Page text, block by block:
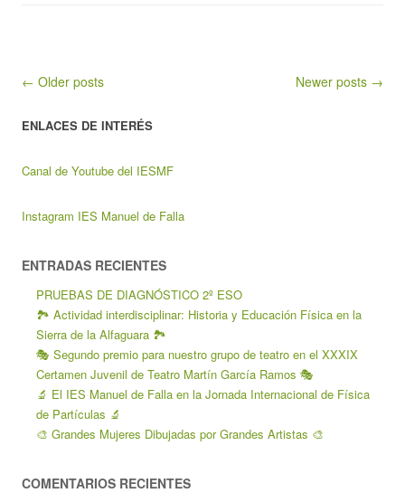
Post navigation
← Older posts Newer posts →
ENLACES DE INTERÉS
Canal de Youtube del IESMF
Instagram IES Manuel de Falla
ENTRADAS RECIENTES
PRUEBAS DE DIAGNÓSTICO 2º ESO
🏞️ Actividad interdisciplinar: Historia y Educación Física en la
Sierra de la Alfaguara 🏞️
🎭 Segundo premio para nuestro grupo de teatro en el XXXIX
Certamen Juvenil de Teatro Martín García Ramos 🎭
🔬 El IES Manuel de Falla en la Jornada Internacional de Física
de Partículas 🔬
🎨 Grandes Mujeres Dibujadas por Grandes Artistas 🎨
COMENTARIOS RECIENTES